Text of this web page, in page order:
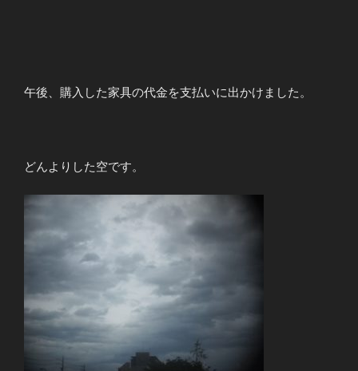
午後、購入した家具の代金を支払いに出かけました。
どんよりした空です。